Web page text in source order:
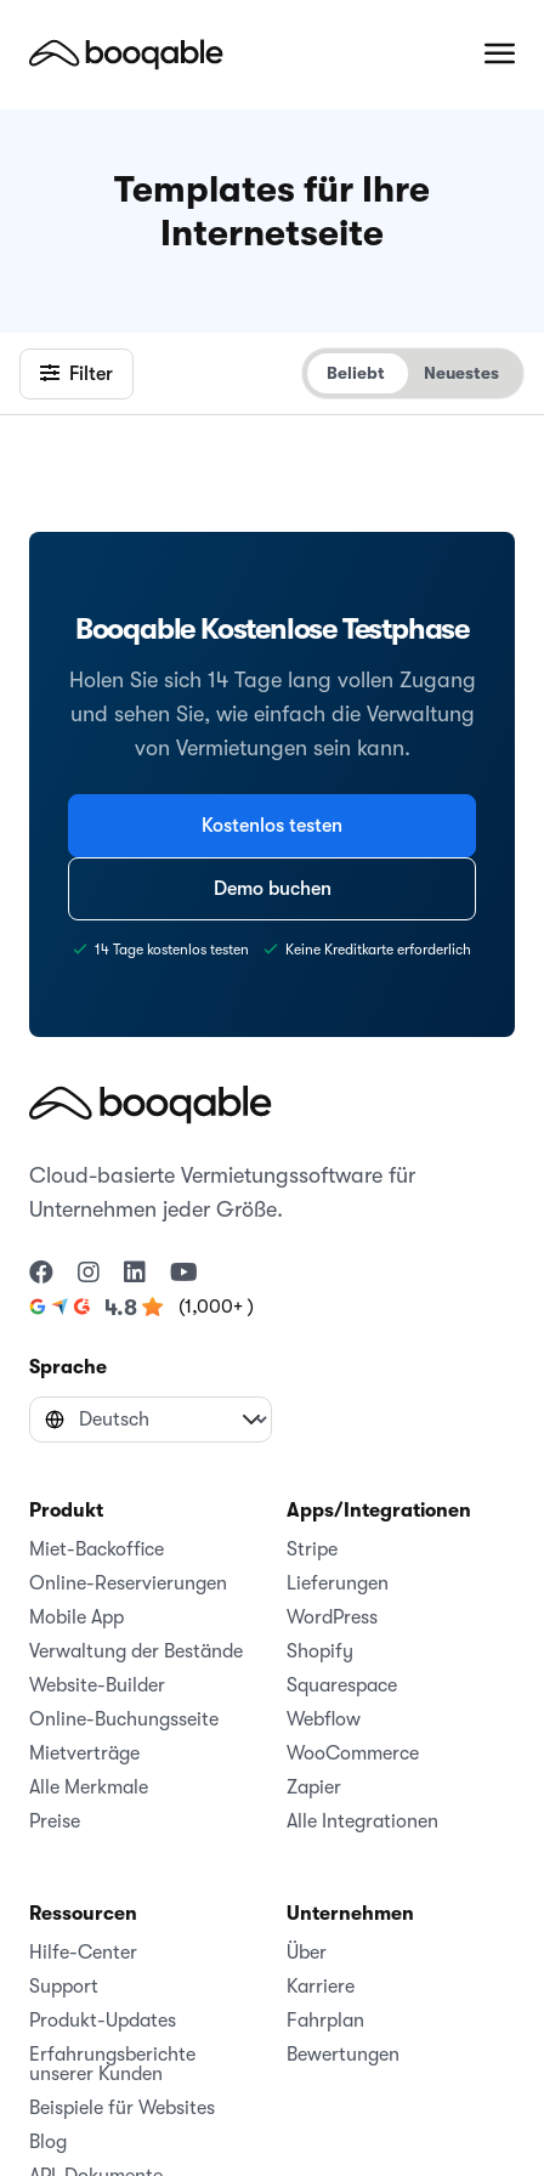
Templates für Ihre
Internetseite
Filter Beliebt Neuestes
Booqable Kostenlose Testphase
Holen Sie sich 14 Tage lang vollen Zugang
und sehen Sie, wie einfach die Verwaltung
von Vermietungen sein kann.
Kostenlos testen
Demo buchen
14 Tage kostenlos testen Keine Kreditkarte erforderlich
Cloud-basierte Vermietungssoftware für
Unternehmen jeder Größe.
4.8 (1,000+ )
Sprache
Produkt
Miet-Backoffice
Online-Reservierungen
Mobile App
Verwaltung der Bestände
Website-Builder
Online-Buchungsseite
Mietverträge
Alle Merkmale
Preise
Apps/Integrationen
Stripe
Lieferungen
WordPress
Shopify
Squarespace
Webflow
WooCommerce
Zapier
Alle Integrationen
Ressourcen
Hilfe-Center
Support
Produkt-Updates
Erfahrungsberichte
unserer Kunden
Beispiele für Websites
Blog
Unternehmen
Über
Karriere
Fahrplan
Bewertungen